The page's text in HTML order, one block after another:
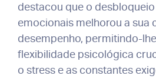
destacou que o
emocionais melhorou a sua
desempenho, permitindo-
flexibilidade psicológica
o stress e as constantes